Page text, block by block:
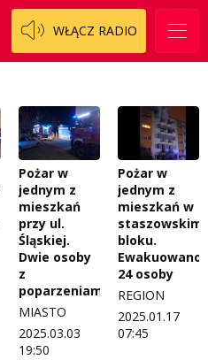
WŁĄCZ RADIO
Pożar w
jednym z
mieszkań
przy ul.
Śląskiej.
Dwie osoby
z
poparzeniami
MIASTO
2025.03.03
19:50
Pożar w
jednym z
mieszkań w
staszowskim
bloku.
Ewakuowano
24 osoby
REGION
2025.01.17
07:45